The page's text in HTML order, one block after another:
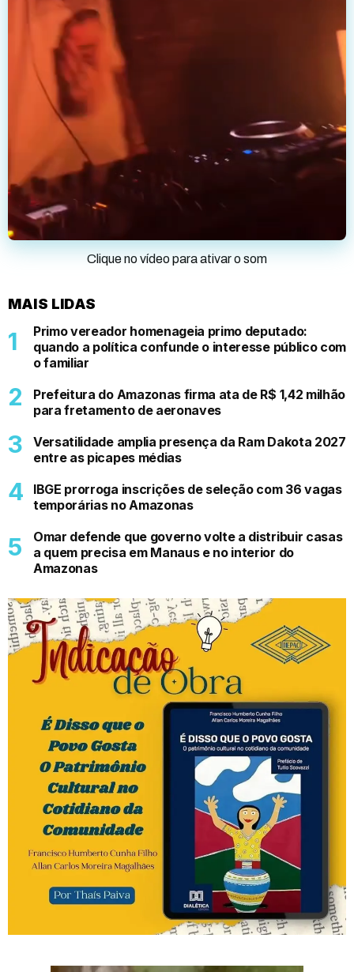
Clique no vídeo para ativar o som
MAIS LIDAS
Primo vereador homenageia primo deputado:
quando a política confunde o interesse público com
o familiar
Prefeitura do Amazonas firma ata de R$ 1,42 milhão
para fretamento de aeronaves
Versatilidade amplia presença da Ram Dakota 2027
entre as picapes médias
IBGE prorroga inscrições de seleção com 36 vagas
temporárias no Amazonas
Omar defende que governo volte a distribuir casas
a quem precisa em Manaus e no interior do
Amazonas